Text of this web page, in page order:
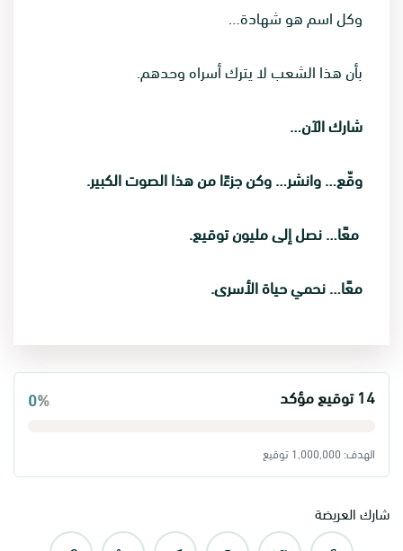
وكل اسم هو شهادة…
بأن هذا الشعب لا يترك أسراه وحدهم.
شارك الآن…
وقّع… وانشر… وكن جزءًا من هذا الصوت الكبير.
معًا… نصل إلى مليون توقيع.
معًا… نحمي حياة الأسرى.
14 توقيع مؤكد 0%
الهدف: 1,000,000 توقيع
شارك العريضة